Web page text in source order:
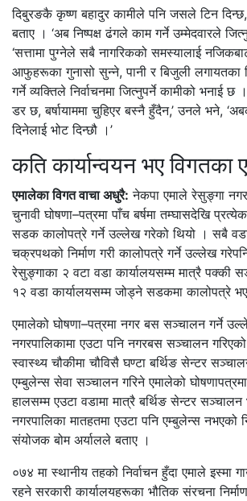
दिबु्रङकै कृष्ण बहादुर कामीले पनि जसले टिन
बताए । ‘अब निष्पक्ष ढंगले काम गर्ने उम्मेदवारले
‘सत्तामा पुग्नेले सबै नागरिकको समस्यालाई
आफुहरूका गुनासो सुन्ने, पानी र बिजुली लगायतका
गर्ने व्यक्तिले निर्वाचनमा जित्नुपर्ने कामीको भनाई छ
डर छ, बर्षायाममा चुहिएर बस्नै हुँदैन,’ उनले भने,
दिनेलाई भोट दिन्छौ ।’
कति कार्यान्वयन भए विगतका
एमालेका विगत वाचा अधुरै: नेकपा एमाले रेसुङ्गा
चुनावी घोषणा–पत्रमा पाँच बर्षमा तम्घासदेखि
सडक कालोपत्रे गर्ने उल्लेख गरेको थियो । सबै
चक्रपथको निर्माण गरी कालोपत्रे गर्ने उल्लेख
रेसुङ्गाका २ वटा वडा कार्यालयसम्म मात्रै पक्की
१२ वडा कार्यालयसम्म जोड्ने सडकमा कालोपत्रे
एमालेको घोषणा–पत्रमा नगर बस सञ्चालन गर्ने
नगरपालिकामा एउटा पनि नगरबस सञ्चालन
स्वास्थ्य चौकीमा चौविसै घण्टा बर्थिङ सेन्टर
एम्बुलेन्स सेवा सञ्चालन गरिने एमालेको
हालसम्म एउटा वडामा मात्रै बर्थिङ सेन्टर
नगरपालिका मातहतमा एउटा पनि एम्बुलेन्स नभएको
संयोजक बोम अर्यालले बताए ।
०७४ मा स्थानीय तहको निर्वाचन हुँदा एमाले इस्मा
रहने सरकारी कार्यालयहरूका भौतिक संरचना निर्माण